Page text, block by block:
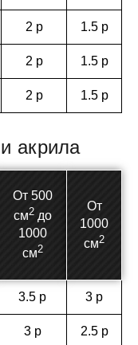
2 р 1.5 р
2 р 1.5 р
2 р 1.5 р
акрила
От 500
см2до
1000
см2
От
1000
см2
3.5 р 3 р
3 р 2.5 р